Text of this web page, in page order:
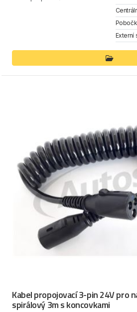
Externí
Kabel propojovací 3-pin 24V pro
spirálový 3m s koncovkami